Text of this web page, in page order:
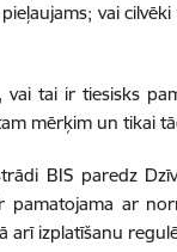
vai
tai ir tiesisks
mērķim un tikai
BIS paredz
ar
arī izplatīšanu